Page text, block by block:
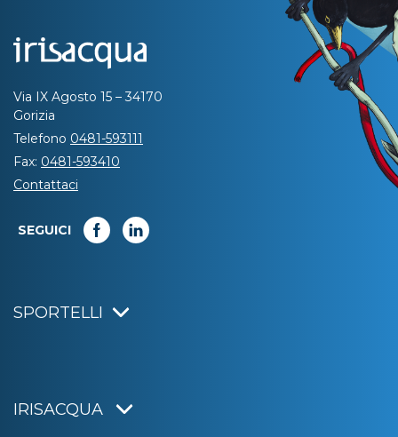
Via IX Agosto 15 – 34170
Gorizia
Telefono 0481-593111
Fax: 0481-593410
Contattaci
SEGUICI
SPORTELLI
IRISACQUA